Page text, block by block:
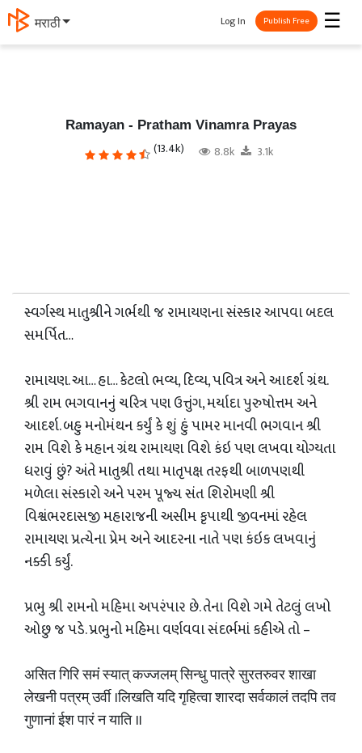
தமிழ் ☰
Log In Publish Free
Ramayan - Pratham Vinamra Prayas
(13.4k) 8.8k 3.1k
સ્વર્ગસ્થ માતુશ્રીને ગર્ભથી જ રામાયણના સંસ્કાર આપવા બદલ
સમર્પિત…
રામાયણ. આ… હા… કેટલો ભવ્ય, દિવ્ય, પવિત્ર અને આદર્શ ગ્રંથ.
શ્રી રામ ભગવાનનું ચરિત્ર પણ ઉત્તુંગ, મર્યાદા પુરુષોત્તમ અને
આદર્શ. બહુ મનોમંથન કર્યું કે શું હું પામર માનવી ભગવાન શ્રી
રામ વિશે કે મહાન ગ્રંથ રામાયણ વિશે કંઇ પણ લખવા યોગ્યતા
ધરાવું છું? અંતે માતુશ્રી તથા માતૃપક્ષ તરફથી બાળપણથી
મળેલા સંસ્કારો અને પરમ પૂજ્ય સંત શિરોમણી શ્રી
વિશ્વંભરદાસજી મહારાજની અસીમ કૃપાથી જીવનમાં રહેલ
રામાયણ પ્રત્યેના પ્રેમ અને આદરના નાતે પણ કંઇક લખવાનું
નક્કી કર્યું.
પ્રભુ શ્રી રામનો મહિમા અપરંપાર છે. તેના વિશે ગમે તેટલું લખો
ઓછુ જ પડે. પ્રભુનો મહિમા વર્ણવવા સંદર્ભમાં કહીએ તો –
असित गिरि समं स्यात् कज्जलम् सिन्धु पात्रे सुरतरुवर शाखा
लेखनी पत्रम् उर्वी ।लिखति यदि गृहित्वा शारदा सर्वकालं तदपि तव
गुणानां ईश पारं न याति ॥